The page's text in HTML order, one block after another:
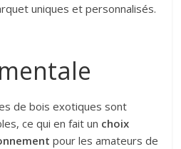
uniques et personnalisés.
de bois exotiques sont
ce qui en fait un choix
pour les amateurs de